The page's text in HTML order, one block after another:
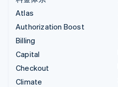
Atlas
Authorization Boost
Billing
Capital
Checkout
Climate